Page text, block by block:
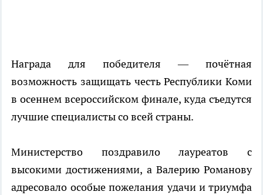
Награда для победителя — почётная
возможность защищать честь Республики Коми
в осеннем всероссийском финале, куда съедутся
лучшие специалисты со всей страны.
Министерство поздравило лауреатов с
высокими достижениями, а Валерию Романову
адресовало особые пожелания удачи и триумфа